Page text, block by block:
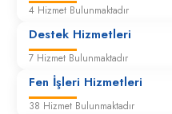
4 Hizmet Bulunmaktadır
Destek Hizmetleri
7 Hizmet Bulunmaktadır
Fen İşleri Hizmetleri
38 Hizmet Bulunmaktadır